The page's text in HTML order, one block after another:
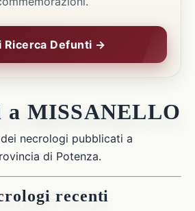
Ricerca Defunti →
a MISSANELLO
necrologi pubblicati a
di Potenza.
recenti